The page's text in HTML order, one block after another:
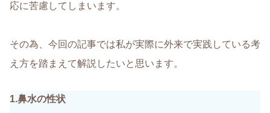
応に苦慮してしまいます。
その為、今回の記事では私が実際に外来で実践している考
え方を踏まえて解説したいと思います。
1.鼻水の性状